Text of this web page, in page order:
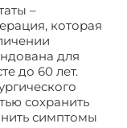
–
которая
для
до 60 лет.
сохранить
симптомы